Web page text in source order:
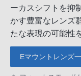
ーカスシフトを抑
かす豊富なレンズ
たな表現の可能性
Eマウントレンズ